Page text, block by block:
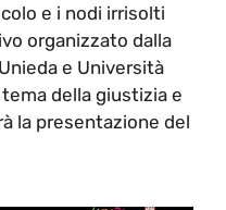
e i nodi irrisolti
organizzato dalla
e Università
della giustizia e
la presentazione del